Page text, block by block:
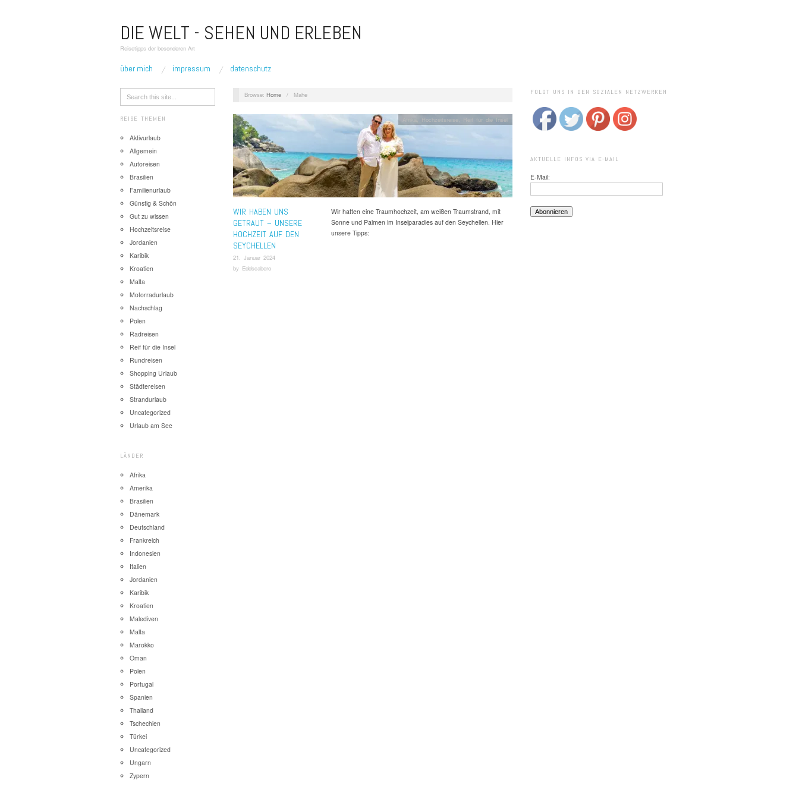
DIE WELT - SEHEN UND ERLEBEN
Reisetipps der besonderen Art
über mich impressum datenschutz
REISE THEMEN
Aktivurlaub
Allgemein
Autoreisen
Brasilien
Familienurlaub
Günstig & Schön
Gut zu wissen
Hochzeitsreise
Jordanien
Karibik
Kroatien
Malta
Motorradurlaub
Nachschlag
Polen
Radreisen
Reif für die Insel
Rundreisen
Shopping Urlaub
Städtereisen
Strandurlaub
Uncategorized
Urlaub am See
LÄNDER
Afrika
Amerika
Brasilien
Dänemark
Deutschland
Frankreich
Indonesien
Italien
Jordanien
Karibik
Kroatien
Malediven
Malta
Marokko
Oman
Polen
Portugal
Spanien
Thailand
Tschechien
Türkei
Uncategorized
Ungarn
Zypern
Browse: Home / Mahe
WIR HABEN UNS
GETRAUT – UNSERE
HOCHZEIT AUF DEN
SEYCHELLEN
21. Januar 2024
by Eddscabero
Hochzeitsreise Reif für die Insel
Wir hatten eine Traumhochzeit, am weißen Traumstrand, mit
Sonne und Palmen im Inselparadies auf den Seychellen. Hier
unsere Tipps:
FOLGT UNS IN DEN SOZIALEN NETZWERKEN
AKTUELLE INFOS VIA E-MAIL
E-Mail: